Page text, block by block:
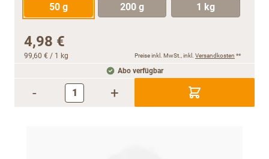
50 g 200 g 1 kg
4,98 €
99,60 € / 1 kg Preise inkl. MwSt., inkl. Versandkosten **
Abo verfügbar
- +